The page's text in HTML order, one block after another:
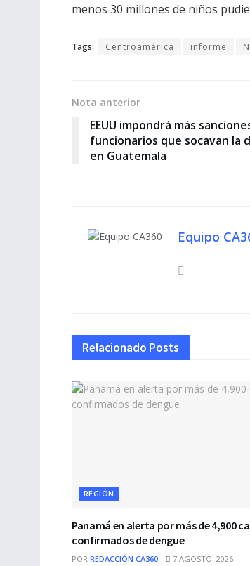
menos 30 millones de niños
Tags: Centroamérica informe
Nota anterior
EEUU impondrá más
funcionarios que socavan la
en Guatemala
Equipo
Relacionado Posts
REGIÓN
Panamá en alerta por más de 4,900
confirmados de dengue
POR REDACCIÓN CA360 7 AGOSTO, 2026